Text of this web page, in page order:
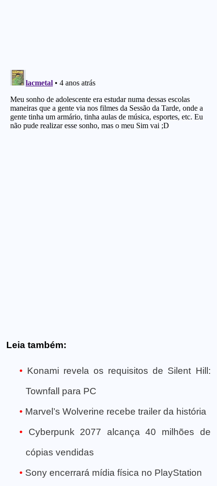
Leia também:
Konami revela os requisitos de Silent Hill:
Townfall para PC
Marvel’s Wolverine recebe trailer da história
Cyberpunk 2077 alcança 40 milhões de
cópias vendidas
Sony encerrará mídia física no PlayStation